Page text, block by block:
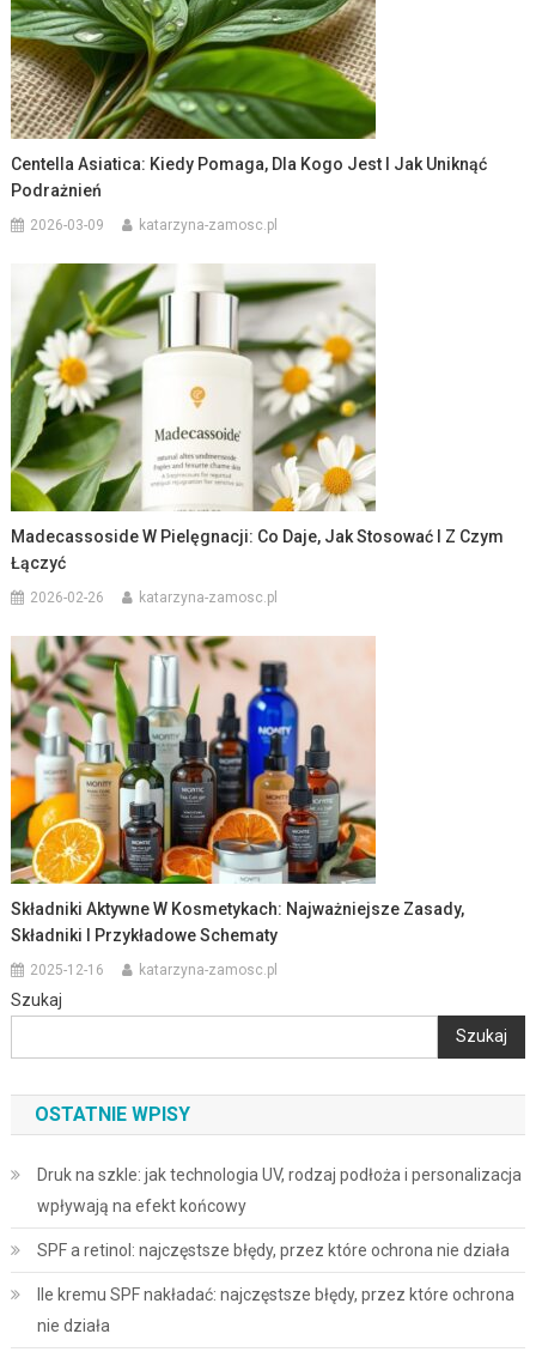
Centella Asiatica: Kiedy Pomaga, Dla Kogo Jest I Jak Uniknąć
Podrażnień
2026-03-09 katarzyna-zamosc.pl
Madecassoside W Pielęgnacji: Co Daje, Jak Stosować I Z Czym
Łączyć
2026-02-26 katarzyna-zamosc.pl
Składniki Aktywne W Kosmetykach: Najważniejsze Zasady,
Składniki I Przykładowe Schematy
2025-12-16 katarzyna-zamosc.pl
Szukaj
Szukaj
OSTATNIE WPISY
Druk na szkle: jak technologia UV, rodzaj podłoża i personalizacja
wpływają na efekt końcowy
SPF a retinol: najczęstsze błędy, przez które ochrona nie działa
Ile kremu SPF nakładać: najczęstsze błędy, przez które ochrona
nie działa